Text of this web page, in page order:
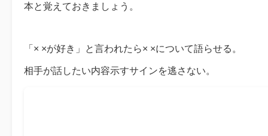
本と覚えておきましょう。
「× ×が好き」と言われたら× ×について語らせる。
相手が話したい内容示すサインを逃さない。